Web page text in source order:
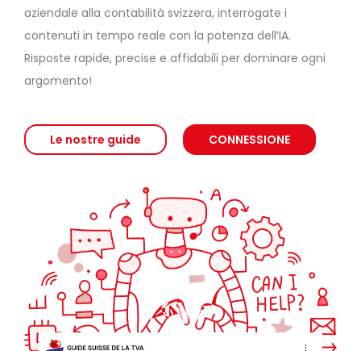
aziendale alla contabilità svizzera, interrogate i
contenuti in tempo reale con la potenza dell’IA.
Risposte rapide, precise e affidabili per dominare ogni
argomento!
Le nostre guide CONNESSIONE